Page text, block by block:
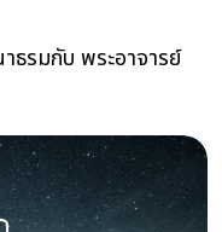
ธรมกับ พระอาจารย์